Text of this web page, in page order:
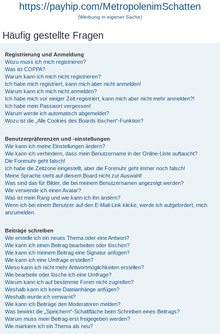
https://payhip.com/MetropolenimSchatten
(Werbung in eigener Sache)
Häufig gestellte Fragen
Registrierung und Anmeldung
Wozu muss ich mich registrieren?
Was ist COPPA?
Warum kann ich mich nicht registrieren?
Ich habe mich registriert, kann mich aber nicht anmelden!
Warum kann ich mich nicht anmelden?
Ich habe mich vor einiger Zeit registriert, kann mich aber nicht mehr anmelden?!
Ich habe mein Passwort vergessen!
Warum werde ich automatisch abgemeldet?
Wozu ist die „Alle Cookies des Boards löschen“-Funktion?
Benutzerpräferenzen und -einstellungen
Wie kann ich meine Einstellungen ändern?
Wie kann ich verhindern, dass mein Benutzername in der Online-Liste auftaucht?
Die Forenuhr geht falsch!
Ich habe die Zeitzone eingestellt, aber die Forenuhr geht immer noch falsch!
Meine Sprache steht auf diesem Board nicht zur Auswahl!
Was sind das für Bilder, die bei meinem Benutzernamen angezeigt werden?
Wie verwende ich einen Avatar?
Was ist mein Rang und wie kann ich ihn ändern?
Wenn ich bei einem Benutzer auf den E-Mail-Link klicke, werde ich aufgefordert, mich
anzumelden.
Beiträge schreiben
Wie erstelle ich ein neues Thema oder eine Antwort?
Wie kann ich einen Beitrag bearbeiten oder löschen?
Wie kann ich meinem Beitrag eine Signatur anfügen?
Wie kann ich eine Umfrage erstellen?
Wieso kann ich nicht mehr Antwortmöglichkeiten erstellen?
Wie bearbeite oder lösche ich eine Umfrage?
Warum kann ich auf bestimmte Foren nicht zugreifen?
Weshalb kann ich keine Dateianhänge anfügen?
Weshalb wurde ich verwarnt?
Wie kann ich Beiträge den Moderatoren melden?
Was bewirkt die „Speichern“-Schaltfläche beim Schreiben eines Beitrags?
Warum muss mein Beitrag erst freigegeben werden?
Wie markiere ich ein Thema als neu?